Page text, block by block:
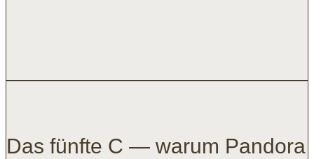
Das fünfte C — warum Pandora